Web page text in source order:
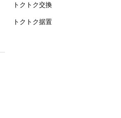
トクトク交換
トクトク据置